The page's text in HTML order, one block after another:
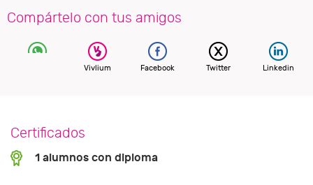
Compártelo con tus amigos
Vivlium Facebook Twitter Linkedin
Certificados
1 alumnos con diploma